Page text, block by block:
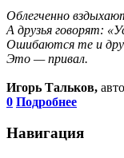
Облегченно
А друзья говорят:
Ошибаются те и
Это — привал.
Игорь Тальков,
0 Подробнее
Навигация